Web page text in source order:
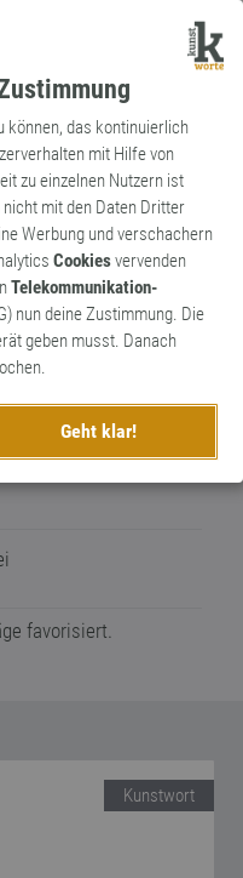
können, das kontinuierlich
mit Hilfe von
zu einzelnen Nutzern ist
mit den Daten Dritter
Werbung und verschachern
Cookiesvervenden
Telekommunikation-
nun deine Zustimmung. Die
geben musst. Danach
Geht klar!
2
0
favorisiert.
Kunstwort